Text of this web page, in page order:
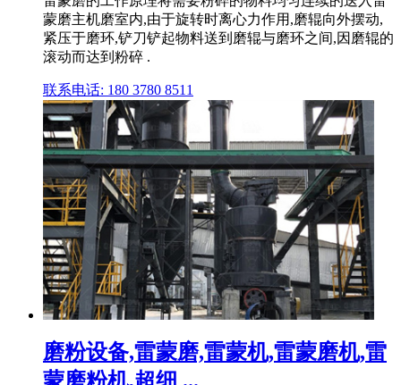
蒙磨主机磨室内,由于旋转时离心力作用,磨辊向外摆动,
紧压于磨环,铲刀铲起物料送到磨辊与磨环之间,因磨辊的
滚动而达到粉碎 .
联系电话: 180 3780 8511
磨粉设备,雷蒙磨,雷蒙机,雷蒙磨机,雷